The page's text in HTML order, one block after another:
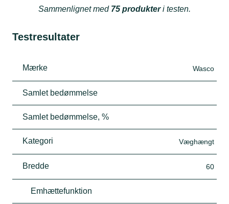
Sammenlignet med 75 produkteri testen.
Testresultater
Mærke Wasco
Samlet bedømmelse
Samlet bedømmelse, %
Kategori Væghængt
Bredde 60
Emhættefunktion